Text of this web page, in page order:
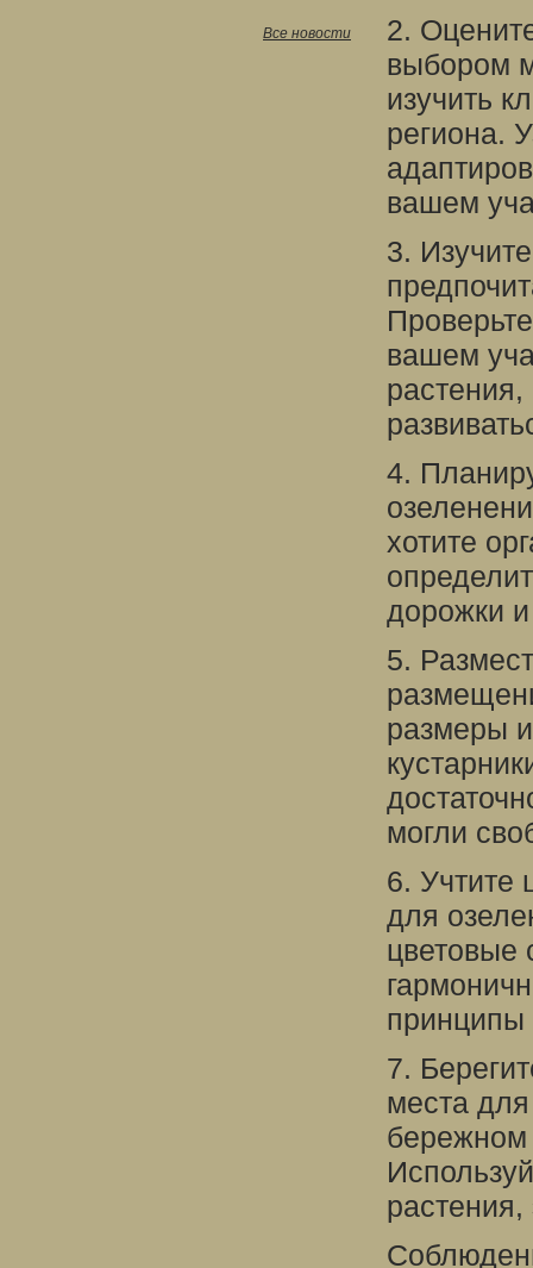
Все новости
2.
выбором
изучить
региона.
вашем
3.
вашем
4.
хотите
дорожки и
5.
размеры
могли
6. Учтите
для
цветовые
принципы
7.
места
бережном